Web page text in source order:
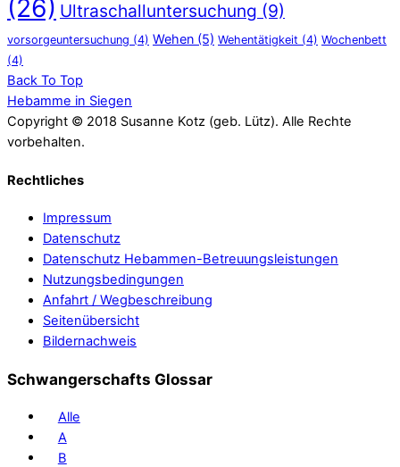
(26) Ultraschalluntersuchung (9)
vorsorgeuntersuchung (4) Wehen (5) Wehentätigkeit (4) Wochenbett
(4)
Back To Top
Hebamme in Siegen
Copyright © 2018 Susanne Kotz (geb. Lütz). Alle Rechte
vorbehalten.
Rechtliches
Impressum
Datenschutz
Datenschutz Hebammen-Betreuungsleistungen
Nutzungsbedingungen
Anfahrt / Wegbeschreibung
Seitenübersicht
Bildernachweis
Schwangerschafts Glossar
Alle
A
B